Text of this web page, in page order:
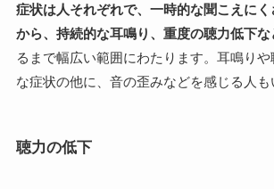
症状は人それぞれで、一時的な聞こえに
から、持続的な耳鳴り、重度の聴力低下
るまで幅広い範囲にわたります。耳鳴り
な症状の他に、音の歪みなどを感じる人も
聴力の低下